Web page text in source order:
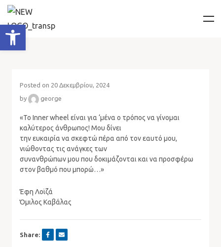
Posted on 20 Δεκεμβρίου, 2024
by
george
«Το Inner wheel είναι για ‘μένα ο τρόπος να γίνομαι
καλύτερος άνθρωπος! Μου δίνει
την ευκαιρία να σκεφτώ πέρα από τον εαυτό μου,
νιώθοντας τις ανάγκες των
συνανθρώπων μου που δοκιμάζονται και να προσφέρω
στον βαθμό που μπορώ…»
Έφη Λοϊζά
Όμιλος Καβάλας
Share:
Ανοίξτε τη γραμμή εργαλείων